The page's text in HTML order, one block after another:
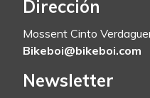
Dirección
Mossent Cinto
Bikeboi@bikeboi.com
Newsletter